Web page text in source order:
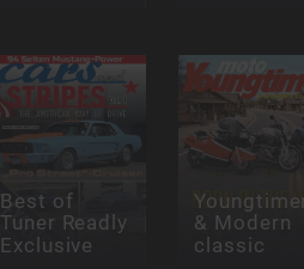
Best of
Tuner Readly
Exclusive
& Modern
classic